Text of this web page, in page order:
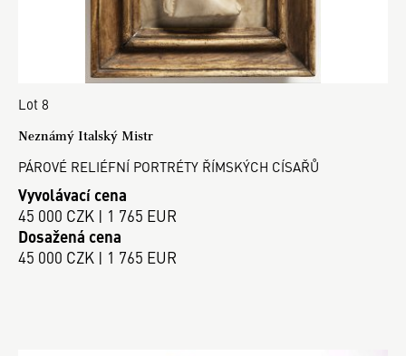
Lot 8
Neznámý Italský Mistr
PÁROVÉ RELIÉFNÍ PORTRÉTY ŘÍMSKÝCH CÍSAŘŮ
Vyvolávací cena
45 000 CZK | 1 765 EUR
Dosažená cena
45 000 CZK | 1 765 EUR